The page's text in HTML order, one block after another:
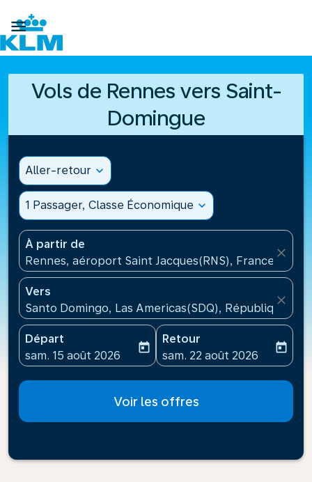

Vols de Rennes vers Saint-
Domingue
Aller-retour expand_more
1 Passager, Classe Économique expand_more
À partir de
Rennes, aéroport Saint Jacques(RNS), France
close
Vers
Santo Domingo, Las Americas(SDQ), République
close
Départ
fc-booking-departure-date-aria-label
sam. 15 août 2026
today
Retour
fc-booking-return-date-
sam. 22 août 2026
today
Voir les offres